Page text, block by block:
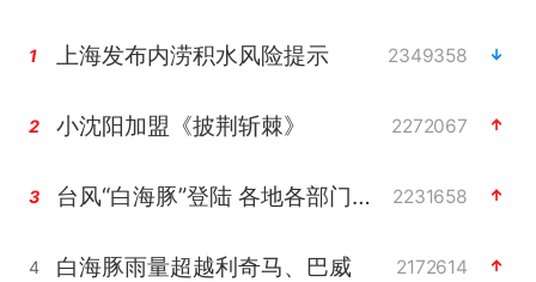
1 上海发布内涝积水风险提示 2349358
2 小沈阳加盟《披荆斩棘》 2272067
3 台风“白海豚”登陆 各地各部门全力应对 2231658
4 白海豚雨量超越利奇马、巴威 2172614